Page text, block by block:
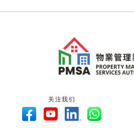
关注我们